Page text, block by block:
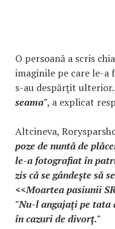
O persoană a scris
imaginile pe care le-
s-au despărţit ulterior.
seama", a explicat
Altcineva,
poze de nuntă de
le-a fotografiat în
zis că se gândeşte să
<<Moartea pasiunii
"Nu-l angajaţi pe tata
în cazuri de divorţ."